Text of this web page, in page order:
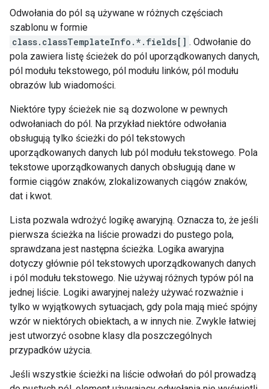
Odwołania do pól są używane w różnych częściach
szablonu w formie
class.classTemplateInfo.*.fields[] . Odwołanie do
pola zawiera listę ścieżek do pól uporządkowanych danych,
pól modułu tekstowego, pól modułu linków, pól modułu
obrazów lub wiadomości.
Niektóre typy ścieżek nie są dozwolone w pewnych
odwołaniach do pól. Na przykład niektóre odwołania
obsługują tylko ścieżki do pól tekstowych
uporządkowanych danych lub pól modułu tekstowego. Pola
tekstowe uporządkowanych danych obsługują dane w
formie ciągów znaków, zlokalizowanych ciągów znaków,
dat i kwot.
Lista pozwala wdrożyć logikę awaryjną. Oznacza to, że jeśli
pierwsza ścieżka na liście prowadzi do pustego pola,
sprawdzana jest następna ścieżka. Logika awaryjna
dotyczy głównie pól tekstowych uporządkowanych danych
i pól modułu tekstowego. Nie używaj różnych typów pól na
jednej liście. Logiki awaryjnej należy używać rozważnie i
tylko w wyjątkowych sytuacjach, gdy pola mają mieć spójny
wzór w niektórych obiektach, a w innych nie. Zwykle łatwiej
jest utworzyć osobne klasy dla poszczególnych
przypadków użycia.
Jeśli wszystkie ścieżki na liście odwołań do pól prowadzą